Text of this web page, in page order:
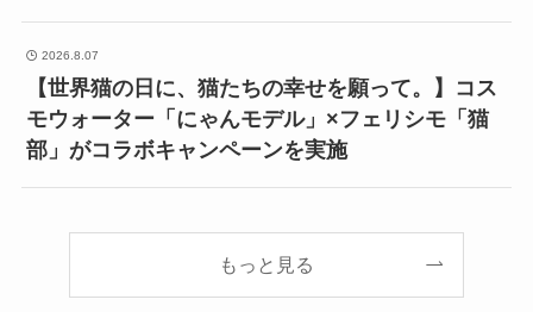
2026.8.07
【世界猫の日に、猫たちの幸せを願って。】コス
モウォーター「にゃんモデル」×フェリシモ「猫
部」がコラボキャンペーンを実施
もっと見る